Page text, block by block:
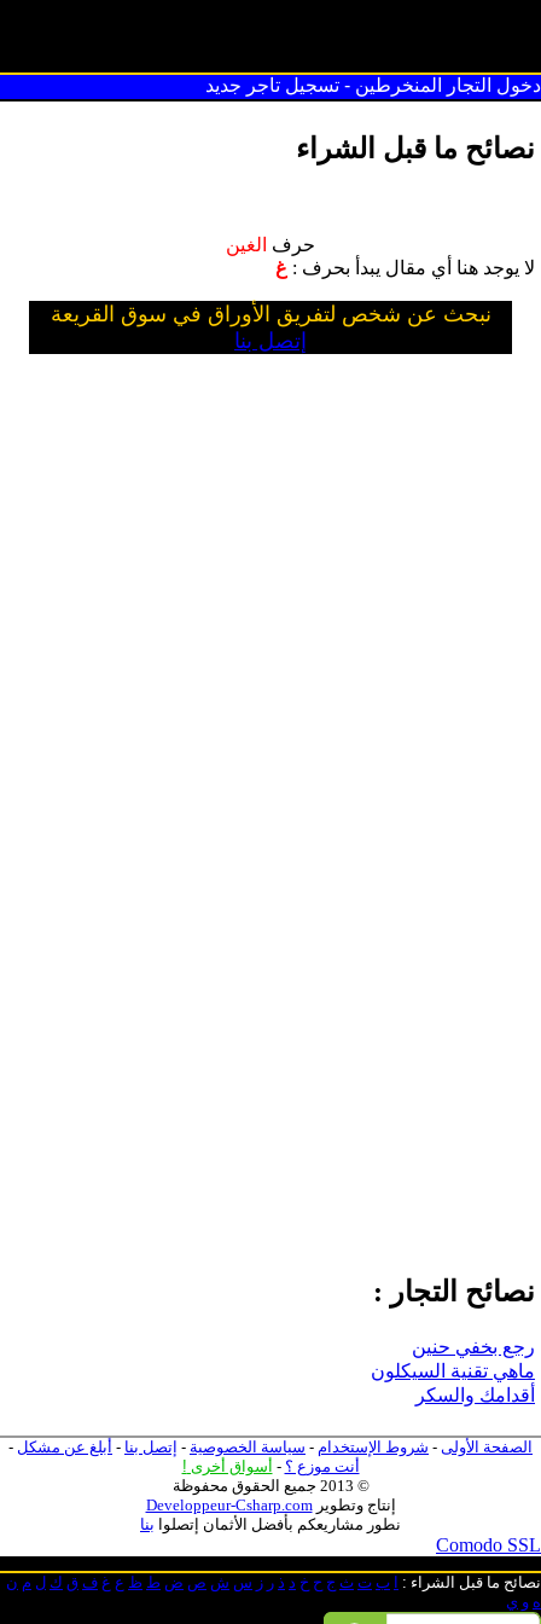
دخول التجار المنخرطين - تسجيل تاجر جديد
نصائح ما قبل الشراء
حرف الغين
لا يوجد هنا أي مقال يبدأ بحرف : غ
نبحث عن شخص لتفريق الأوراق في سوق القريعة
إتصل بنا
نصائح التجار :
رجع بخفي حنين
ماهي تقنية السيكلون
أقدامك والسكر
الصفحة الأولى - شروط الإستخدام - سياسة الخصوصية - إتصل بنا - أبلغ عن مشكل -
أنت موزع ؟ - أسواق أخرى !
© 2013 جميع الحقوق محفوظة
إنتاج وتطويرDeveloppeur-Csharp.com
نطور مشاريعكم بأفضل الأثمان إتصلوا بنا
Comodo SSL
نصائح ما قبل الشراء : ب ت ث ج ح خ د ذ ر ز س ش ص ض ط ظ ع غ ف ق ك ل م ن
ه و ي